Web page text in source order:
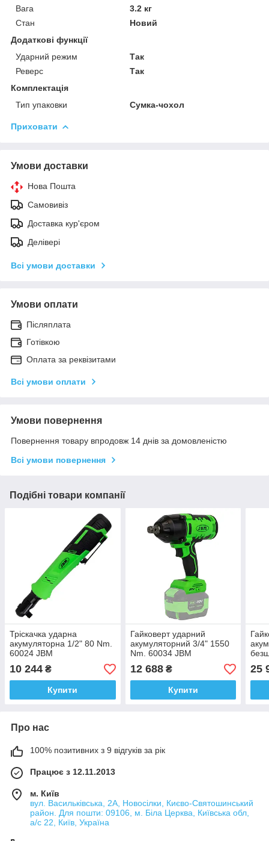
Вага
3.2 кг
Стан
Новий
Додаткові функції
Ударний режим
Так
Реверс
Так
Комплектація
Тип упаковки
Сумка-чохол
Приховати
Умови доставки
Нова Пошта
Самовивіз
Доставка кур'єром
Делівері
Всі умови доставки
Умови оплати
Післяплата
Готівкою
Оплата за реквізитами
Всі умови оплати
Умови повернення
Повернення товару впродовж 14 днів за домовленістю
Всі умови повернення
Подібні товари компанії
Тріскачка ударна
акумуляторна 1/2" 80 Nm.
60024 JBM
10 244 ₴
Купити
Гайковерт ударний
акумуляторний 3/4" 1550
Nm. 60034 JBM
12 688₴
Купити
25
Про нас
100% позитивних з 9 відгуків за рік
Працює з 12.11.2013
м. Київ
вул. Васильківська, 2А, Новосілки, Києво-Святошинський
район. Для пошти: 09106, м. Біла Церква, Київська обл,
а/с 22, Київ, Україна